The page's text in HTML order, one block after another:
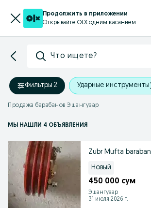
Продолжить в приложении
Открывайте OLX одним касанием
Что ищете?
Фильтры·2 Ударные инструменты
Продажа барабанов Эшангузар
МЫ НАШЛИ 4 ОБЪЯВЛЕНИЯ
Zubr Mufta baraban
Новый
450 000 сум
Эшангузар
31 июля 2026 г.